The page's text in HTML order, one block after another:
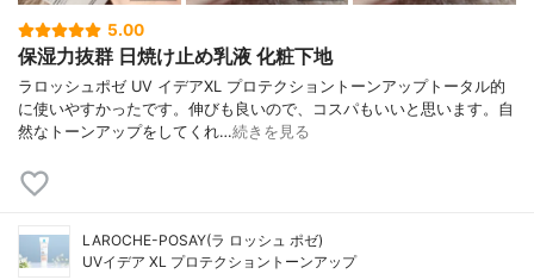
5.00
保湿力抜群 日焼け止め乳液 化粧下地
ラロッシュポゼ UV イデアXL プロテクショントーンアップトータル的
に使いやすかったです。伸びも良いので、コスパもいいと思います。自
然なトーンアップをしてくれ…続きを見る
LAROCHE-POSAY(ラ ロッシュ ポゼ)
UVイデア XL プロテクショントーンアップ